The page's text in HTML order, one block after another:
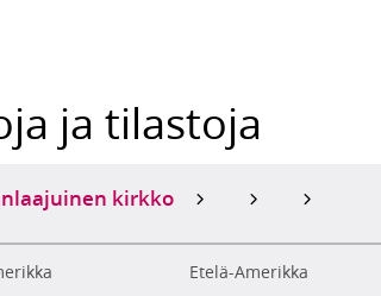
ja tilastoja
kirkko
Etelä-Amerikka